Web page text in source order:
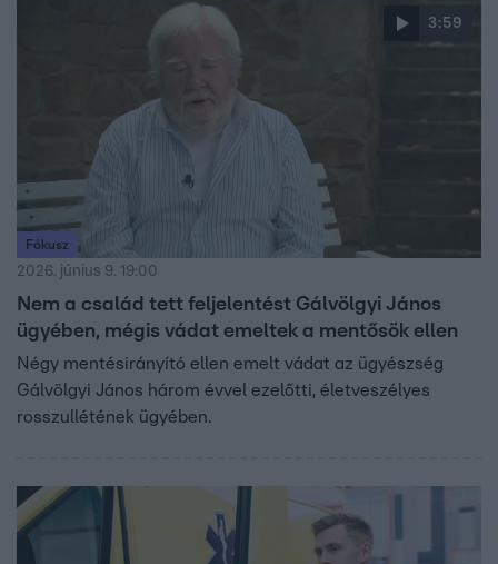
3:59
Fókusz
2026. június 9. 19:00
Nem a család tett feljelentést Gálvölgyi János
ügyében, mégis vádat emeltek a mentősök ellen
Négy mentésirányító ellen emelt vádat az ügyészség
Gálvölgyi János három évvel ezelőtti, életveszélyes
rosszullétének ügyében.